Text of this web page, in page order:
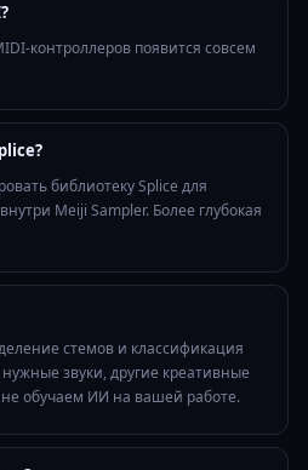
контроллеров появится совсем
библиотеку Splice для
Meiji Sampler. Более глубокая
стемов и классификация
звуки, другие креативные
обучаем ИИ на вашей работе.